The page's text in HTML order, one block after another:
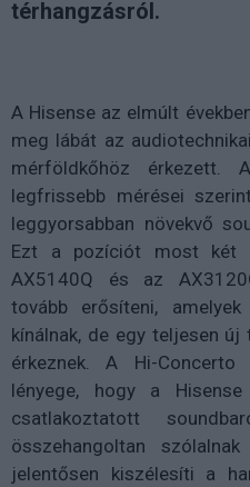
térhangzásról.
A Hisense az elmúlt
meg lábát az
mérföldkőhöz érkezett.
legfrissebb mérései
leggyorsabban növekvő
Ezt a pozíciót most két
AX5140Q és az
tovább erősíteni,
kínálnak, de egy teljesen
érkeznek. A Hi-
lényege, hogy a
csatlakoztatott
összehangoltan
jelentősen kiszélesíti a